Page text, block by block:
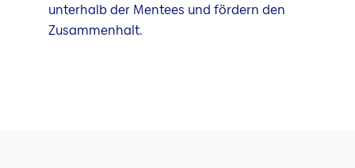
unterhalb der Mentees und fördern den
Zusammenhalt.